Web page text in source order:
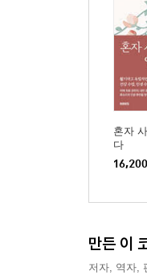
혼자
다
16,200
만든 이
저자, 역자,